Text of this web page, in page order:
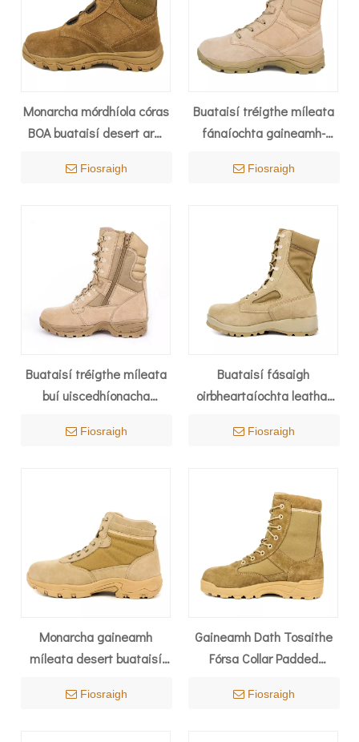
Monarcha mórdhíola córas
BOA buataisí desert arm
Fiosraigh
Buataisí tréigthe míleata
fánaíochta gaineamh-
Fiosraigh
Buataisí tréigthe míleata
buí uiscedhíonacha
7229
Fiosraigh
Buataisí fásaigh
oirbheartaíochta leathar
Fiosraigh
Monarcha gaineamh
míleata desert buataisí
Fiosraigh
Gaineamh Dath Tosaithe
Fórsa Collar Padded
Fiosraigh